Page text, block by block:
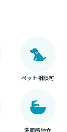
ペット相談可
洗面所独立